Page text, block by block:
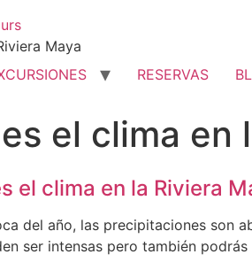
Maya
RESERVAS
el clima en
el clima en la Riviera
del año, las precipitaciones son
ser intensas pero también